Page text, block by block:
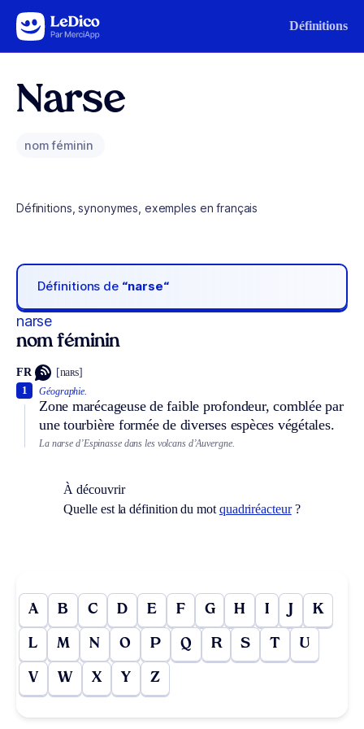
Aller au contenu Définitions
Narse
nom féminin
Définitions, synonymes, exemples en français
Définitions de “narse“
narse
nom féminin
FR [naʀs]
Géographie.
Zone marécageuse de faible profondeur, comblée par
une tourbière formée de diverses espèces végétales.
1
La narse d’Espinasse dans les volcans d’Auvergne.
À découvrir
Quelle est la définition du mot quadriréacteur?
A B C D E F G H I J K
L M N O P Q R S T U
V W X Y Z